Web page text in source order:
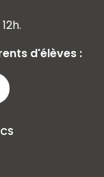
d'élèves :
Facebook
le compte
vers la chaîne